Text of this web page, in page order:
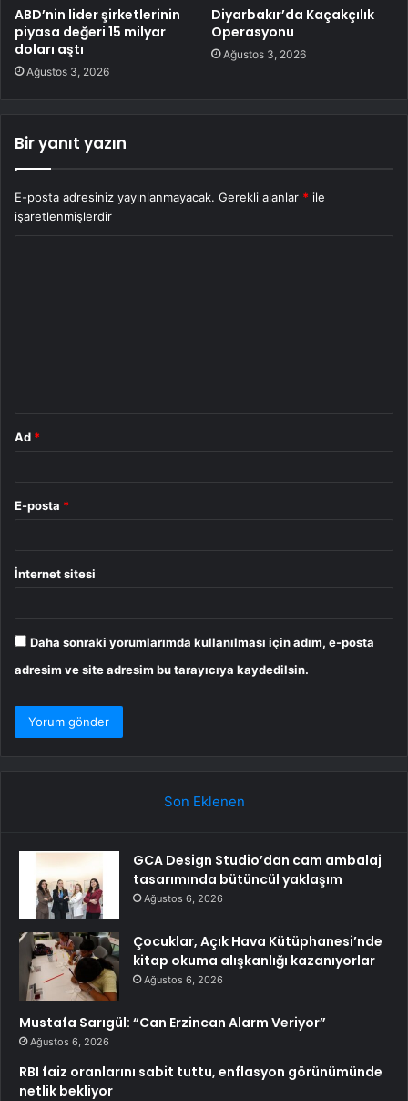
ABD’nin lider şirketlerinin
piyasa değeri 15 milyar
doları aştı
Ağustos 3, 2026
Diyarbakır’da Kaçakçılık
Operasyonu
Ağustos 3, 2026
Bir yanıt yazın
E-posta adresiniz yayınlanmayacak. Gerekli alanlar * ile
işaretlenmişlerdir
Ad *
E-posta *
İnternet sitesi
Daha sonraki yorumlarımda kullanılması için adım, e-posta
adresim ve site adresim bu tarayıcıya kaydedilsin.
Son Eklenen
GCA Design Studio’dan cam ambalaj
tasarımında bütüncül yaklaşım
Ağustos 6, 2026
Çocuklar, Açık Hava Kütüphanesi’nde
kitap okuma alışkanlığı kazanıyorlar
Ağustos 6, 2026
Mustafa Sarıgül: “Can Erzincan Alarm Veriyor”
Ağustos 6, 2026
RBI faiz oranlarını sabit tuttu, enflasyon görünümünde
netlik bekliyor